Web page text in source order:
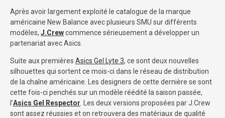
Après avoir largement exploité le catalogue de la marque
américaine New Balance avec plusieurs SMU sur différents
modèles, J.Crewcommence sérieusement a développer un
partenariat avec Asics.
Suite aux premières Asics Gel Lyte 3, ce sont deux nouvelles
silhouettes qui sortent ce mois-ci dans le réseau de distribution
de la chaîne américaine. Les designers de cette dernière se sont
cette fois-ci penchés sur un modèle réédité la saison passée,
l’Asics Gel Respector . Les deux versions proposées par J.Crew
sont assez réussies et on retrouvera des matériaux de qualité